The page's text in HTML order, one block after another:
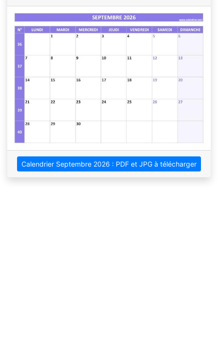
Calendrier Septembre 2026 : PDF et JPG à télécharger